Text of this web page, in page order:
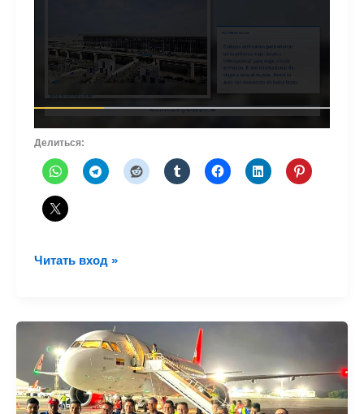
Делиться:
JetBlue
Форт-
Лодердейле
благодаря
Читать вход »